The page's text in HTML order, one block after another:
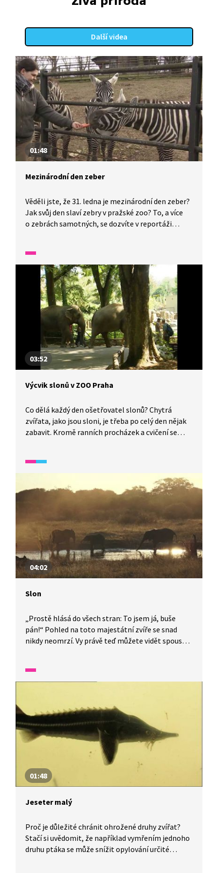
Další videa
01:48
Mezinárodní den zeber
Věděli jste, že 31. ledna je mezinárodní den zeber?
Jak svůj den slaví zebry v pražské zoo? To, a více
o zebrách samotných, se dozvíte v reportáži
03:52
Výcvik slonů v ZOO Praha
Co dělá každý den ošetřovatel slonů? Chytrá
zvířata, jako jsou sloni, je třeba po celý den nějak
zabavit. Kromě ranních procházek a cvičení se
ZOO však bohužel nelze kvůli jejich vysokému věku
04:02
Slon
„Prostě hlásá do všech stran: To jsem já, buše
pán!“ Pohled na toto majestátní zvíře se snad
nikdy neomrzí. Vy právě teď můžete vidět spoustu
zajímavostí. Kam se chodí napít? Na koho si
musejí dávat pozor? Věděli jste, že chobot slouží
fascinující organismus. Druhý největší a zároveň
nejteplejší kontinent světa. Proto se neváhejte
vydat za dalším dobrodružstvím právě sem.
01:48
Jeseter malý
Proč je důležité chránit ohrožené druhy zvířat?
Stačí si uvědomit, že například vymřením jednoho
druhu ptáka se může snížit opylování určité